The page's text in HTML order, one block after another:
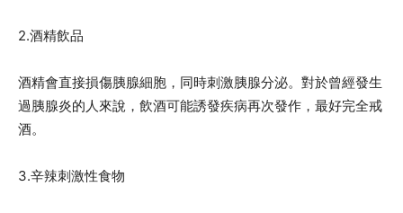
2.酒精飲品
酒精會直接損傷胰腺細胞，同時刺激胰腺分泌。對於曾經發生
過胰腺炎的人來說，飲酒可能誘發疾病再次發作，最好完全戒
酒。
3.辛辣刺激性食物